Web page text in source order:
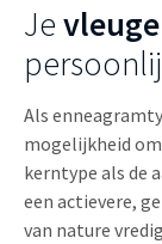
Je
Als
mogelijkheid
kerntype als de
een actievere,
van nature